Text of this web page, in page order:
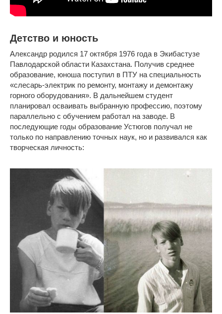
Детство и юность
Александр родился 17 октября 1976 года в Экибастузе
Павлодарской области Казахстана. Получив среднее
образование, юноша поступил в ПТУ на специальность
«слесарь-электрик по ремонту, монтажу и демонтажу
горного оборудования». В дальнейшем студент
планировал осваивать выбранную профессию, поэтому
параллельно с обучением работал на заводе. В
последующие годы образование Устюгов получал не
только по направлению точных наук, но и развивался как
творческая личность: